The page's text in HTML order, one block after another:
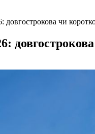
довгострокова чи